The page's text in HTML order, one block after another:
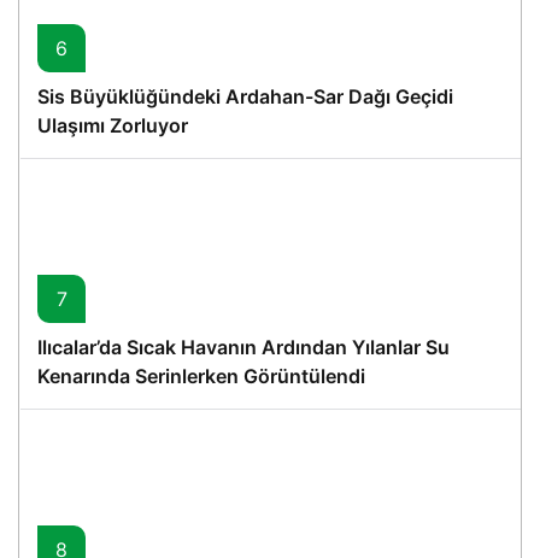
6
Sis Büyüklüğündeki Ardahan-Sar Dağı Geçidi
Ulaşımı Zorluyor
7
Ilıcalar’da Sıcak Havanın Ardından Yılanlar Su
Kenarında Serinlerken Görüntülendi
8